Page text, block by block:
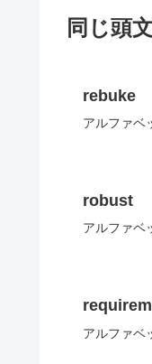
同じ頭
rebuke
アルファベ
robust
アルファベ
アルファベ